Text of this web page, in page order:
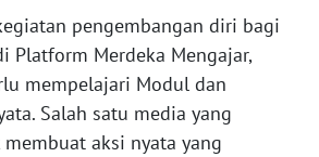
pengembangan diri bagi
Platform Merdeka Mengajar,
mempelajari Modul dan
Salah satu media yang
aksi nyata yang